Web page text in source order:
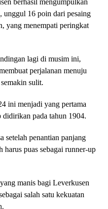
unggul 16 poin dari pesaing
yang menempati peringkat
lagi di musim ini,
perjalanan menuju
sulit.
ini menjadi yang pertama
pada tahun 1904.
setelah penantian panjang
harus puas sebagai runner-up
manis bagi Leverkusen
salah satu kekuatan